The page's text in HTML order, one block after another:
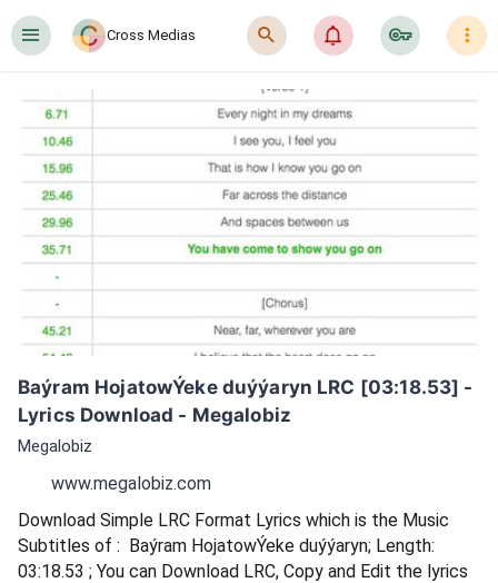
󰍜 Cross Medias 󰍉 󰂜 󰷖 󰇙
Baýram HojatowÝeke duýýaryn LRC [03:18.53] -
Lyrics Download - Megalobiz
Megalobiz
www.megalobiz.com
Download Simple LRC Format Lyrics which is the Music
Subtitles of :  Baýram HojatowÝeke duýýaryn; Length:
03:18.53 ; You can Download LRC, Copy and Edit the lyrics